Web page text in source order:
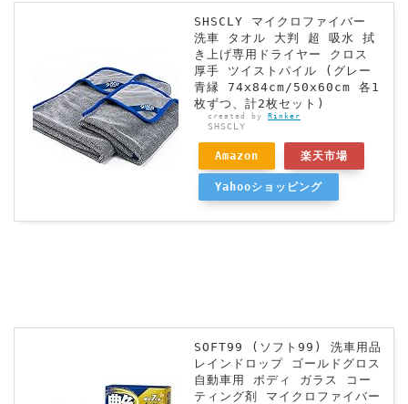
SHSCLY マイクロファイバー
洗車 タオル 大判 超 吸水 拭
き上げ専用ドライヤー クロス
厚手 ツイストパイル (グレー
青縁 74x84cm/50x60cm 各1
枚ずつ、計2枚セット)
created by Rinker
SHSCLY
Amazon 楽天市場
Yahooショッピング
SOFT99 (ソフト99) 洗車用品
レインドロップ ゴールドグロス
自動車用 ボディ ガラス コー
ティング剤 マイクロファイバー